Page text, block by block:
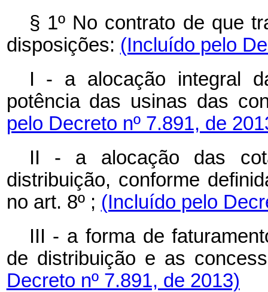
§ 1º No contrato de que
disposições: (Incluído pelo
I - a alocação integral
potência das usinas das
pelo Decreto nº 7.891, de
II - a alocação das
distribuição, conforme
no art. 8º ; (Incluído pelo
III - a forma de
de distribuição e as
Decreto nº 7.891, de 2013)